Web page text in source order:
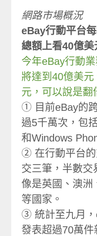
網路市場概況
eBay行動平台
總額上看40億美
今年eBay行動
將達到40億美
元，可以說是翻
① 目前eBay的
過5千萬次，包
和Windows
② 在行動平台的
交三筆，半數交
像是英國、澳洲
等國家。
③ 統計至九月，
發表超過70萬件